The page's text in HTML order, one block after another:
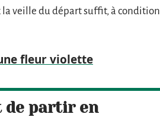
la veille du départ suffit, à condition
fleur violette
de partir en